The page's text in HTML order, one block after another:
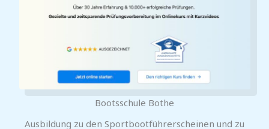
Bootsschule Bothe
Ausbildung zu den Sportbootführerscheinen und zu